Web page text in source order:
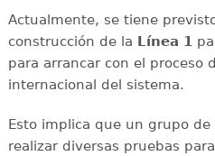
Actualmente, se tiene
construcción de la Línea 1
para arrancar con el proceso
internacional del sistema.
Esto implica que un grupo
realizar diversas pruebas